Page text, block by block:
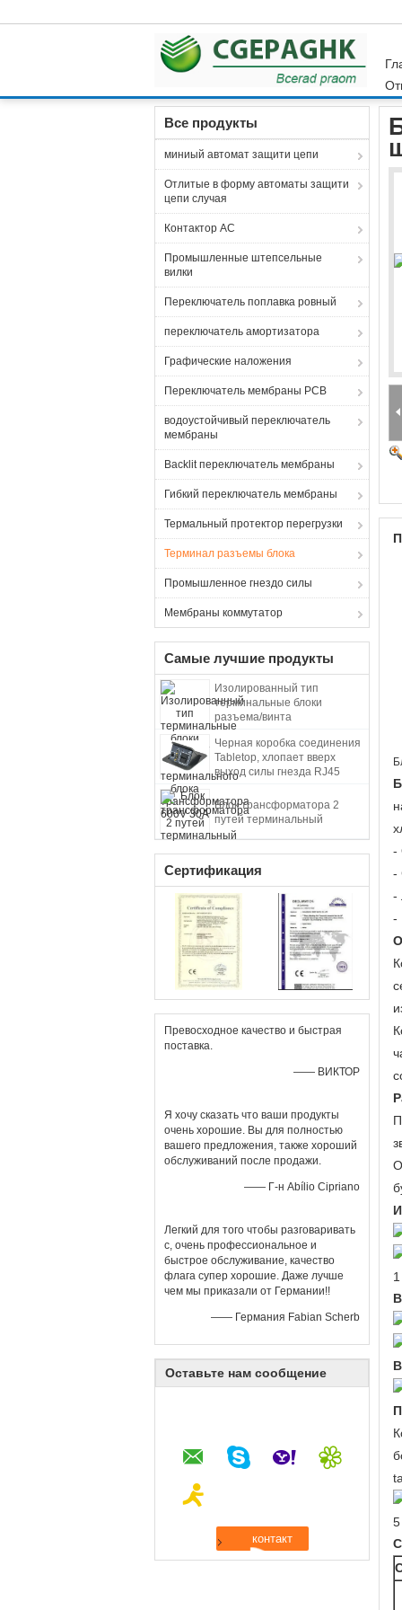
Терминал
Все продукты
миниый автомат защити цепи
Отлитые в форму автоматы защити
цепи случая
Контактор AC
Промышленные штепсельные
вилки
Переключатель поплавка ровный
переключатель амортизатора
Графические наложения
Переключатель мембраны PCB
водоустойчивый переключатель
мембраны
Backlit переключатель мембраны
Гибкий переключатель мембраны
Термальный протектор перегрузки
Терминал разъемы блока
Промышленное гнездо силы
Мембраны коммутатор
Самые лучшие продукты
Изолированный тип
терминальные блоки
разъема/винта
терминального блока
трансформатора 600V 30A
Черная коробка соединения
Tabletop, хлопает вверх
выход силы гнезда RJ45
Блок трансформатора 2
путей терминальный
Сертификация
Превосходное качество и быстрая
поставка.
—— ВИКТОР
Я хочу сказать что ваши продукты
очень хорошие. Вы для полностью
вашего предложения, также хороший
обслуживаний после продажи.
—— Г-н Abílio Cipriano
Легкий для того чтобы разговаривать
с, очень профессиональное и
быстрое обслуживание, качество
флага супер хорошие. Даже лучше
чем мы приказали от Германии!!
—— Германия Fabian Scherb
Оставьте нам сообщение
-
-
-
-